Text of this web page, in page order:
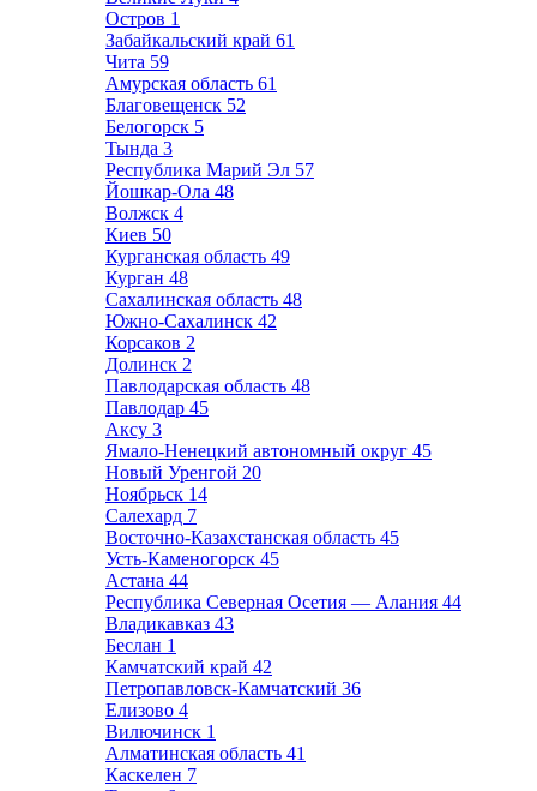
Остров 1
Забайкальский край 61
Чита 59
Амурская область 61
Благовещенск 52
Белогорск 5
Тында 3
Республика Марий Эл 57
Йошкар-Ола 48
Волжск 4
Киев 50
Курганская область 49
Курган 48
Сахалинская область 48
Южно-Сахалинск 42
Корсаков 2
Долинск 2
Павлодарская область 48
Павлодар 45
Аксу 3
Ямало-Ненецкий автономный округ 45
Новый Уренгой 20
Ноябрьск 14
Салехард 7
Восточно-Казахстанская область 45
Усть-Каменогорск 45
Астана 44
Республика Северная Осетия — Алания 44
Владикавказ 43
Беслан 1
Камчатский край 42
Петропавловск-Камчатский 36
Елизово 4
Вилючинск 1
Алматинская область 41
Каскелен 7